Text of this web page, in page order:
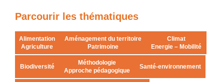
Parcourir les thématiques
Alimentation
Agriculture
Aménagement du territoire
Patrimoine
Climat
Energie – Mobilité
Biodiversité
Méthodologie
Approche pédagogique
Santé-environnement